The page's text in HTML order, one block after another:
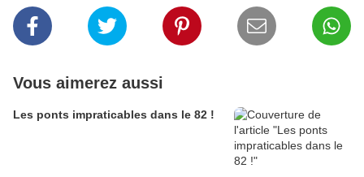
Vous aimerez aussi
Les ponts impraticables dans le 82 !